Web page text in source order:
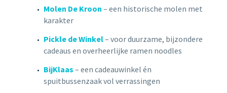
Molen De Kroon – een historische molen met
karakter
Pickle de Winkel– voor duurzame, bijzondere
cadeaus en overheerlijke ramen noodles
BijKlaas – een cadeauwinkel én
spuitbussenzaak vol verrassingen